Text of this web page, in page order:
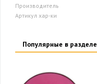
Производитель
Артикул хар-ки
Популярные в разделе